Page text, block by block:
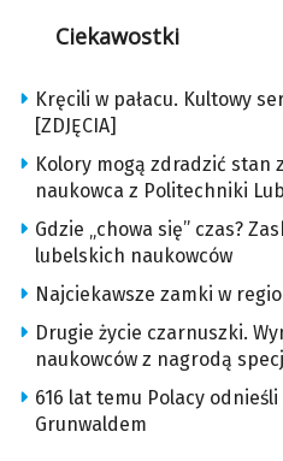
Ciekawostki
Kręcili w pałacu. Kultowy
[ZDJĘCIA]
Kolory mogą zdradzić stan
naukowca z Politechniki
Gdzie „chowa się” czas?
lubelskich naukowców
Najciekawsze zamki w
Drugie życie czarnuszki.
naukowców z nagrodą
616 lat temu Polacy
Grunwaldem